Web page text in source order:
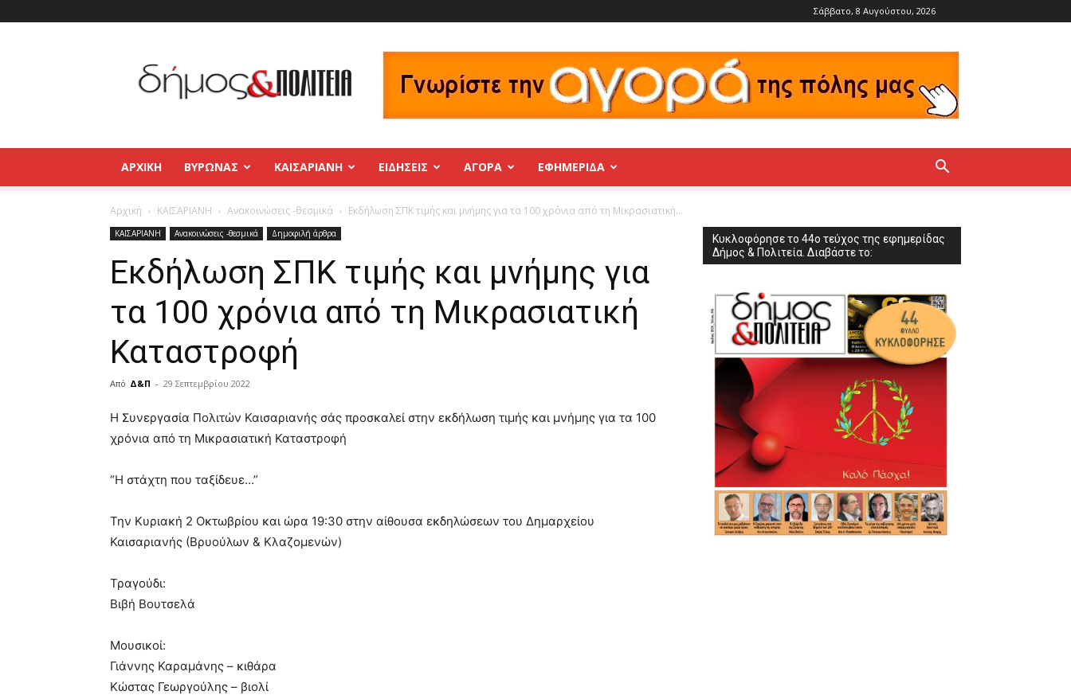
Σάββατο, 8 Αυγούστου, 2026
και
Πολιτεία
Βύρωνας
–
Παγκράτι
ΑΡΧΙΚΉ ΒΥΡΩΝΑΣ ΚΑΙΣΑΡΙΑΝΗ ΕΙΔΗΣΕΙΣ ΑΓΟΡΑ ΕΦΗΜΕΡΊΔΑ
Αρχική ΚΑΙΣΑΡΙΑΝΗ Ανακοινώσεις -θεσμικά Εκδήλωση ΣΠΚ τιμής και μνήμης για τα 100 χρόνια από τη Μικρασιατική...
ΚΑΙΣΑΡΙΑΝΗ Ανακοινώσεις -θεσμικά Δημοφιλή άρθρα
Εκδήλωση ΣΠΚ τιμής και μνήμης για
τα 100 χρόνια από τη Μικρασιατική
Καταστροφή
Από Δ&Π - 29 Σεπτεμβρίου 2022
blonde
lesbians
very
cam
brandi
lyons
you
meaning
pain.
pornhun
hd
Η Συνεργασία Πολιτών Καισαριανής σάς προσκαλεί στην εκδήλωση τιμής και μνήμης για τα 100
χρόνια από τη Μικρασιατική Καταστροφή
“Η στάχτη που ταξίδευε…”
Την Κυριακή 2 Οκτωβρίου και ώρα 19:30 στην αίθουσα εκδηλώσεων του Δημαρχείου
Καισαριανής (Βρυούλων & Κλαζομενών)
Τραγούδι:
Βιβή Βουτσελά
Μουσικοί:
Γιάννης Καραμάνης – κιθάρα
Κώστας Γεωργούλης – βιολί
Κυκλοφόρησε το 44ο τεύχος της εφημερίδας
Δήμος & Πολιτεία. Διαβάστε το: